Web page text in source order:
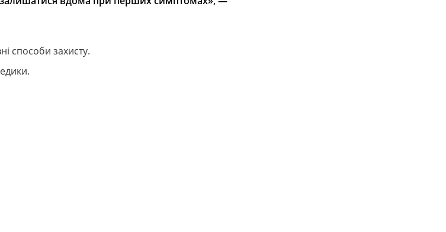
способи захисту.